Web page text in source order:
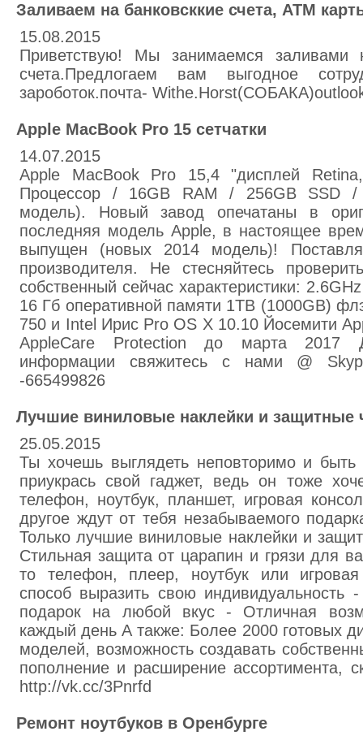
Заливаем на банковсккие счета, АТМ
15.08.2015
Приветствую! Мы занимаемся заливами
счета.Предлогаем вам выгодное
зароботок.почта-
Apple MacBook Pro 15 сетчатки
14.07.2015
Apple MacBook Pro 15,4 "дисплей
Процессор / 16GB RAM / 256GB SSD /
модель). Новый завод опечатаны в
последняя модель Apple, в настоящее
выпущен (новых 2014 модель)!
производителя. Не стесняйтесь
собственный сейчас характеристики:
16 Гб оперативной памяти 1TB (1000GB)
750 и Intel Ирис Pro OS X 10.10 Йосемити
AppleCare Protection до марта 2017
информации свяжитесь с нами @
-665499826
Лучшие виниловые наклейки и защитные
25.05.2015
Ты хочешь выглядеть неповторимо и быть
приукрась свой гаджет, ведь он тоже
телефон, ноутбук, планшет, игровая
другое ждут от тебя незабываемого
Только лучшие виниловые наклейки и
Cтильная защита от царапин и грязи для
то телефон, плеер, ноутбук или
способ выразить свою
подарок на любой вкус - Отличная
каждый день А также: Более 2000 готовых
моделей, возможность создавать
пополнение и расширение ассортимента,
http://vk.cc/3Pnrfd
Ремонт ноутбуков в Оренбурге